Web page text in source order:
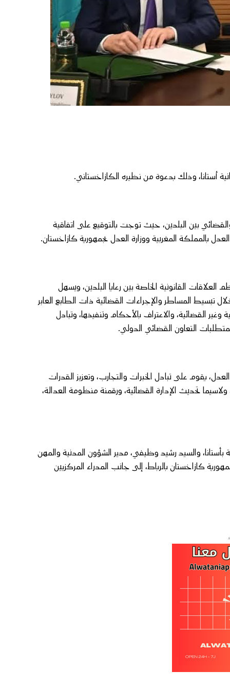
أستانا، وذلك بدعوة من نظيره الكازاخستاني.
بين البلدين، حيث توجت بالتوقيع على اتفاقية
بالمملكة المغربية ووزارة العدل بجمهورية كازاخستان.
القانونية الخاصة بين رعايا البلدين، ويسهل
تبسيط المساطر والإجراءات القضائية ذات الطابع العابر
وغير القضائية، والاعتراف بالأحكام وتنفيذها، وتبادل
التعاون القضائي الدولي.
يقوم على تبادل الخبرات والتجارب، وتعزيز القدرات
تحديث الإدارة القضائية، ورقمنة منظومة العدالة،
والسيد رشيد وظيفي، مدير الشؤون المدنية والمهن
كازاخستان بالرباط، إلى جانب المدراء المركزيين